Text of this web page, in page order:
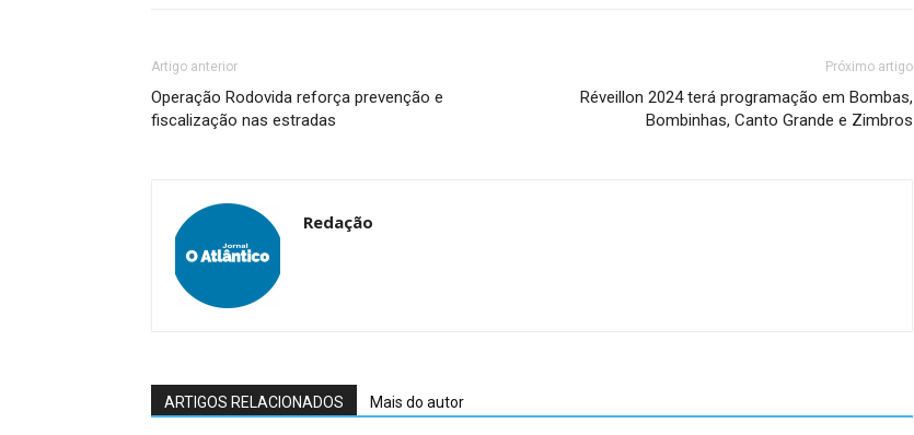
Artigo anterior
Operação Rodovida reforça prevenção e
fiscalização nas estradas
Próximo artigo
Réveillon 2024 terá programação em Bombas,
Bombinhas, Canto Grande e Zimbros
Redação
ARTIGOS RELACIONADOS Mais do autor